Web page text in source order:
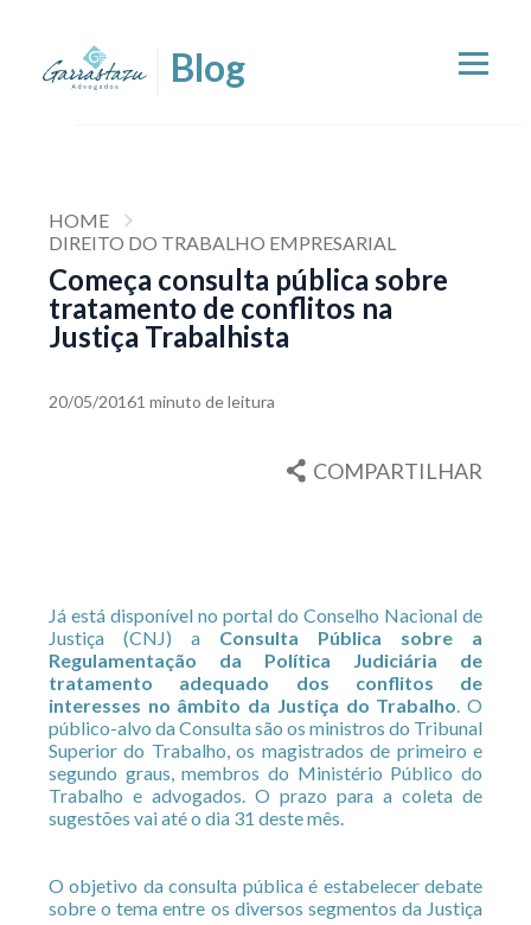
HOME
DIREITO DO TRABALHO EMPRESARIAL
Começa consulta pública sobre
tratamento de conflitos na
Justiça Trabalhista
20/05/20161 minuto de leitura
COMPARTILHAR
Já está disponível no portal do Conselho Nacional de
Justiça (CNJ) a
Consulta Pública sobre a
Regulamentação da Política Judiciária de
tratamento adequado dos conflitos de
interesses no âmbito da Justiça do Trabalho. O
público-alvo da Consulta são os ministros do Tribunal
Superior do Trabalho, os magistrados de primeiro e
segundo graus, membros do Ministério Público do
Trabalho e advogados. O prazo para a coleta de
sugestões vai até o dia 31 deste mês.
O objetivo da consulta pública é estabelecer debate
sobre o tema entre os diversos segmentos da Justiça